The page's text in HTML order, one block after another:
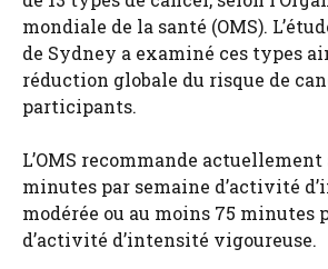
mondiale de la santé (OMS).
de Sydney a examiné ces types
réduction globale du risque de
participants.
L’OMS recommande actuellement
minutes par semaine d’activité
modérée ou au moins 75 minutes
d’activité d’intensité vigoureuse.